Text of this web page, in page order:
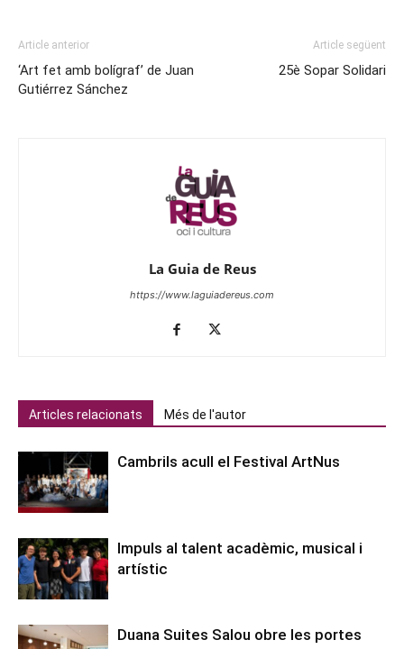
Article anterior
‘Art fet amb bolígraf’ de Juan
Gutiérrez Sánchez
Article següent
25è Sopar Solidari
La Guia de Reus
https://www.laguiadereus.com
Articles relacionats Més de l'autor
Cambrils acull el Festival ArtNus
Impuls al talent acadèmic, musical i
artístic
Duana Suites Salou obre les portes